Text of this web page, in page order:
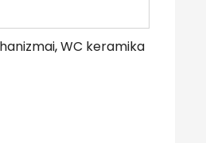
,WC keramika